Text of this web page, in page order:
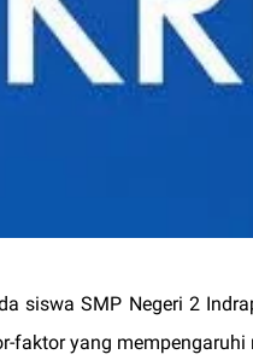
siswa SMP Negeri 2
faktor yang